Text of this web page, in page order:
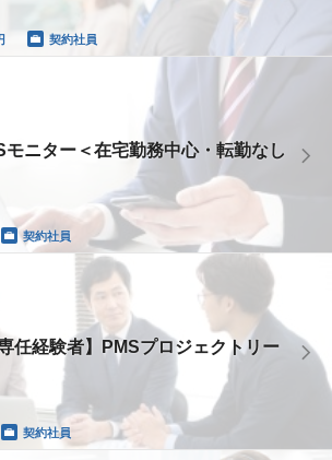
契約社員
モニター＜在宅勤務中心・転勤なし
契約社員
任経験者】PMSプロジェクトリー
契約社員